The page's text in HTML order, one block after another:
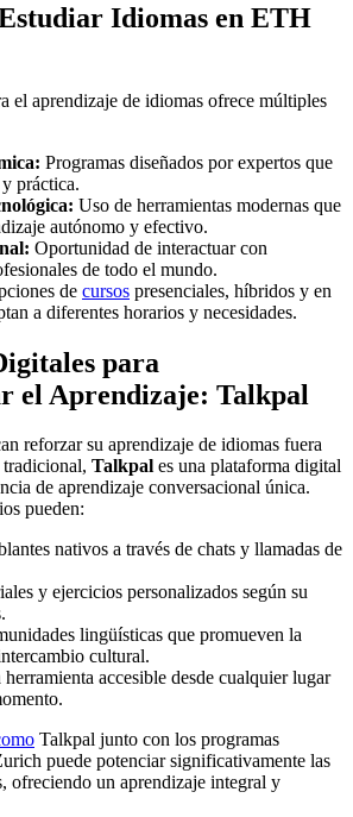
Idiomas en ETH
el aprendizaje de idiomas ofrece múltiples
Programas diseñados por expertos que
práctica.
Uso de herramientas modernas que
autónomo y efectivo.
Oportunidad de interactuar con
de todo el mundo.
de cursos presenciales, híbridos y en
a diferentes horarios y necesidades.
para
el Aprendizaje: Talkpal
reforzar su aprendizaje de idiomas fuera
Talkpal es una plataforma digital
de aprendizaje conversacional única.
pueden:
nativos a través de chats y llamadas de
y ejercicios personalizados según su
lingüísticas que promueven la
cultural.
accesible desde cualquier lugar
Talkpal junto con los programas
puede potenciar significativamente las
ofreciendo un aprendizaje integral y